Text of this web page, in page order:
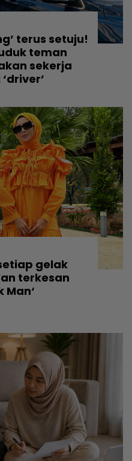
terus setuju!
teman
sekerja
gelak
terkesan
Man‘